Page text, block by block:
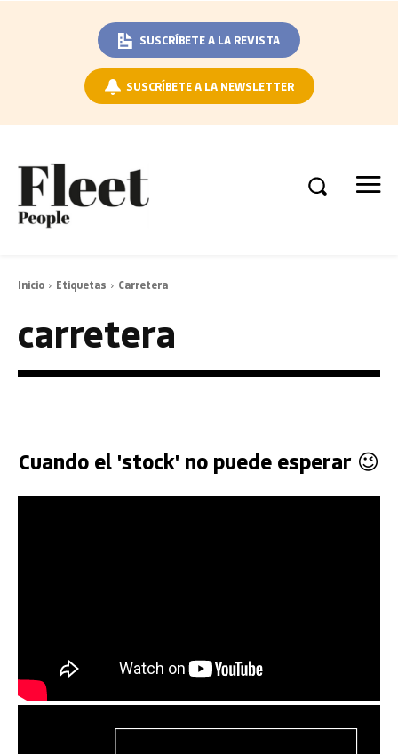
SUSCRÍBETE A LA REVISTA
SUSCRÍBETE A LA NEWSLETTER
Inicio Etiquetas Carretera
carretera
Cuando el 'stock' no puede esperar 😉